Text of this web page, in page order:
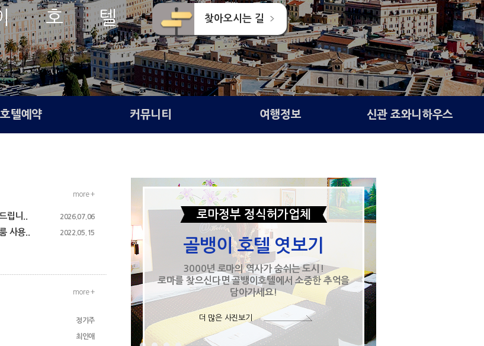
호 텔 찾아오시는 길
호텔예약 커뮤니티 여행정보 신관 죠와니하우스
more +
립니.. 2026.07.06
사용.. 2022.05.15
more +
정기주
최인애
로마정부 정식허가업체
골뱅이 호텔 엿보기
3000년 로마의 역사가 숨쉬는 도시!
로마를 찾으신다면 골뱅이호텔에서 소중한 추억을
담아가세요!
더 많은 사진보기